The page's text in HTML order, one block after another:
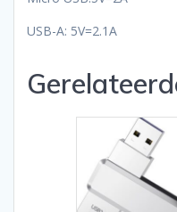
USB-A: 5V=2.1A